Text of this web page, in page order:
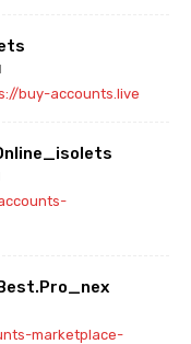
buy-accounts.live
marketplace-